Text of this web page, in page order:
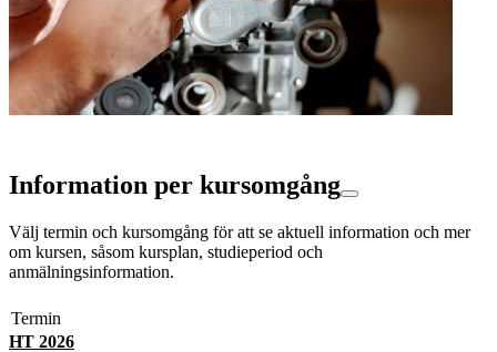
Information per kursomgång
Välj termin och kursomgång för att se aktuell information och mer
om kursen, såsom kursplan, studieperiod och
anmälningsinformation.
Termin
HT 2026